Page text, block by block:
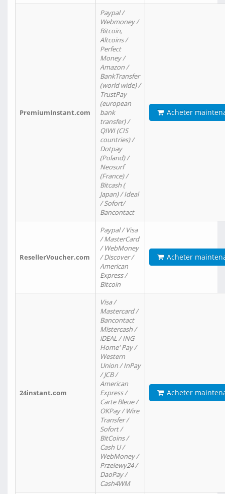
PremiumInstant.com
Paypal /
Webmoney /
Bitcoin,
Altcoins /
Perfect
Money /
Amazon /
BankTransfer
(world wide) /
TrustPay
(european
bank
transfer) /
QIWI (CIS
countries) /
Dotpay
(Poland) /
Neosurf
(France) /
Bitcash (
Japan) / Ideal
/ Sofort/
Bancontact
Acheter
ResellerVoucher.com
Paypal / Visa
/ MasterCard
/ WebMoney
/ Discover /
American
Express /
Bitcoin
Acheter
24instant.com
Visa /
Mastercard /
Bancontact
Mistercash /
iDEAL / ING
Home' Pay /
Western
Union / InPay
/ JCB /
American
Express /
Carte Bleue /
OKPay / Wire
Transfer /
Sofort /
BitCoins /
Cash U /
WebMoney /
Przelewy24 /
DaoPay /
Cash4WM
Acheter